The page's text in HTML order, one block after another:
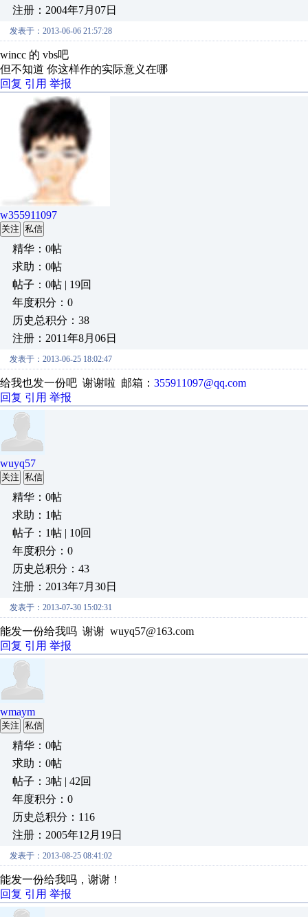
注册：2004年7月07日
发表于：2013-06-06 21:57:28
wincc 的 vbs吧
但不知道 你这样作的实际意义在哪
回复 引用 举报
w355911097
关注 私信
精华：0帖
求助：0帖
帖子：0帖 | 19回
年度积分：0
历史总积分：38
注册：2011年8月06日
发表于：2013-06-25 18:02:47
给我也发一份吧 谢谢啦 邮箱： 355911097@qq.com
回复 引用 举报
wuyq57
关注 私信
精华：0帖
求助：1帖
帖子：1帖 | 10回
年度积分：0
历史总积分：43
注册：2013年7月30日
发表于：2013-07-30 15:02:31
能发一份给我吗 谢谢 wuyq57@163.com
回复 引用 举报
wmaym
关注 私信
精华：0帖
求助：0帖
帖子：3帖 | 42回
年度积分：0
历史总积分：116
注册：2005年12月19日
发表于：2013-08-25 08:41:02
能发一份给我吗，谢谢！
回复 引用 举报